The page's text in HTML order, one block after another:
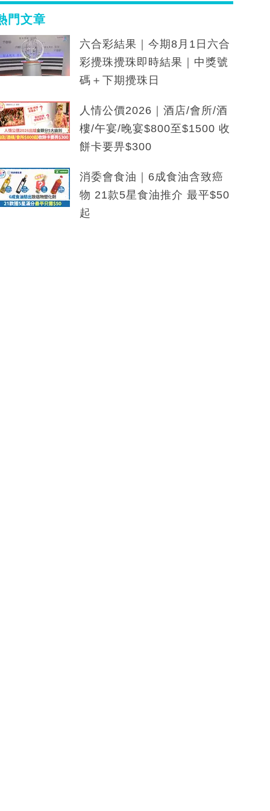
門文章
六合彩結果｜今期8月1日六合
彩攪珠攪珠即時結果｜中獎號
碼＋下期攪珠日
人情公價2026｜酒店/會所/酒
樓/午宴/晚宴$800至$1500 收
餅卡要畀$300
消委會食油｜6成食油含致癌
物 21款5星食油推介 最平$50
起